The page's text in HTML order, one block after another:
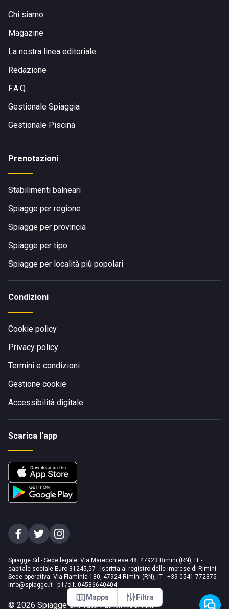
Mappa Filtra
Chi siamo
Magazine
La nostra linea editoriale
Redazione
F.A.Q.
Gestionale Spiaggia
Gestionale Piscina
Prenotazioni
Stabilimenti balneari
Spiagge per regione
Spiagge per provincia
Spiagge per tipo
Spiagge per località più popolari
Condizioni
Cookie policy
Privacy policy
Termini e condizioni
Gestione cookie
Accessibilità digitale
Scarica l'app
Spiagge Srl - Sede legale: Via Marecchiese 48, 47923 Rimini (RN), IT -
capitale sociale Euro 31245,57 - Iscritta al registro delle imprese di Rimini
Sede operativa: Via Flaminia 180, 47924 Rimini (RN), IT - +39 0541 772375 -
info@spiagge.it - p.i./c.f. 04536640404
© 2026 Spiagge Srl. Tutti i diritti riservati.